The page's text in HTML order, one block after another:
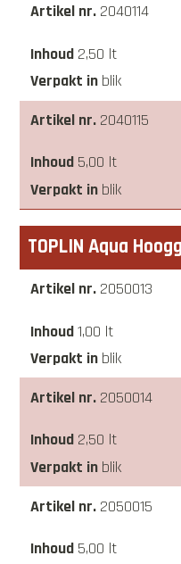
2040114
2,50 lt
blik
2040115
5,00 lt
blik
TOPLIN Aqua
2050013
1,00 lt
blik
2050014
2,50 lt
blik
2050015
5,00 lt